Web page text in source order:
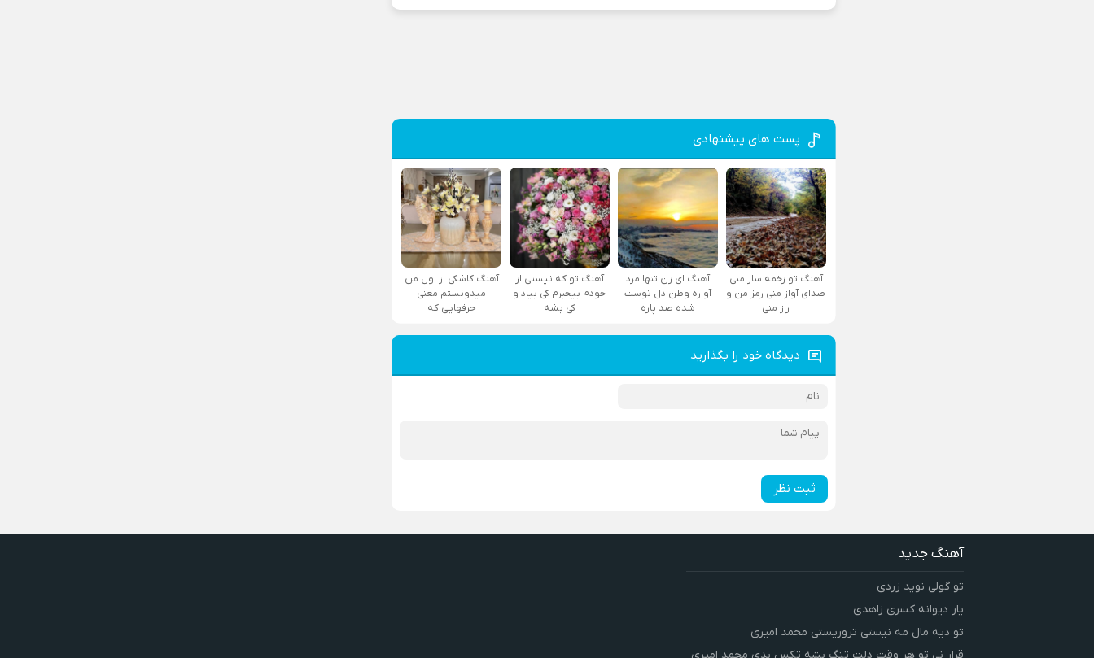
پست های پیشنهادی
آهنگ تو زخمه ساز منی
صدای آواز منی رمز من و
راز منی
آهنگ ای زن تنها مرد
آواره وطن دل توست
شده صد پاره
آهنگ تو که نیستی از
خودم بیخبرم کی بیاد و
کی بشه
آهنگ کاشکی از اول من
میدونستم معنی
حرفهایی که
دیدگاه خود را بگذارید
ثبت نظر
آهنگ جدید
تو گولی نوید زردی
یار دیوانه کسری زاهدی
تو دیه مال مه نیستی تروریستی محمد امیری